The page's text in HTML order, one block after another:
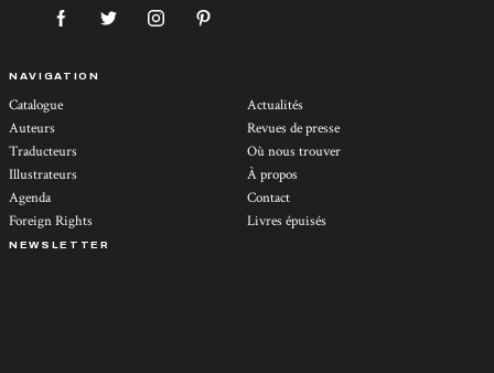
NAVIGATION
Catalogue
Auteurs
Traducteurs
Illustrateurs
Agenda
Foreign Rights
Actualités
Revues de presse
Où nous trouver
À propos
Contact
Livres épuisés
NEWSLETTER